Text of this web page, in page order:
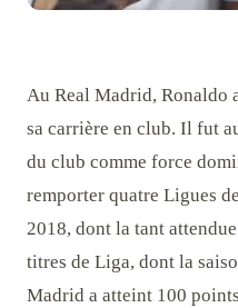
Au Real Madrid, Ronaldo
sa carrière en club. Il fut
du club comme force
remporter quatre Ligues
2018, dont la tant
titres de Liga, dont la
Madrid a atteint 100